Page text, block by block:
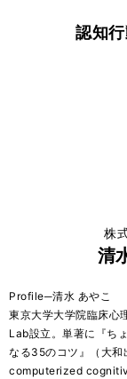
認知
株
清
Profile─清水 あやこ
東京大学大学院臨床心
Lab設立。単著に『ち
なる35のコツ』（大
computerized